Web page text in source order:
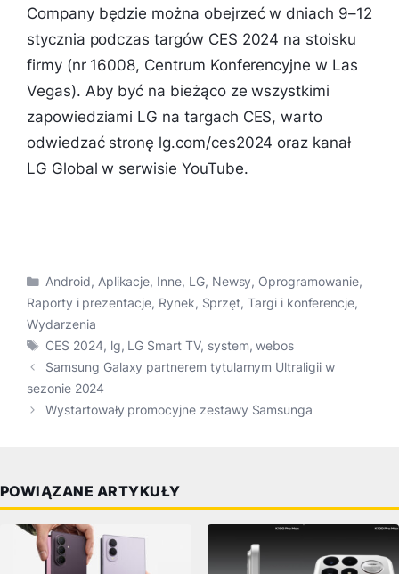
Company będzie można obejrzeć w dniach 9–12
stycznia podczas targów CES 2024 na stoisku
firmy (nr 16008, Centrum Konferencyjne w Las
Vegas). Aby być na bieżąco ze wszystkimi
zapowiedziami LG na targach CES, warto
odwiedzać stronę lg.com/ces2024 oraz kanał
LG Global w serwisie YouTube.
Kategorie
Android, Aplikacje, Inne, LG, Newsy, Oprogramowanie,
Raporty i prezentacje, Rynek, Sprzęt,Targi i konferencje,
Wydarzenia
Tagi
CES 2024, lg, LG Smart TV, system,webos
Samsung Galaxy partnerem tytularnym Ultraligii w
sezonie 2024
Wystartowały promocyjne zestawy Samsunga
POWIĄZANE ARTYKUŁY